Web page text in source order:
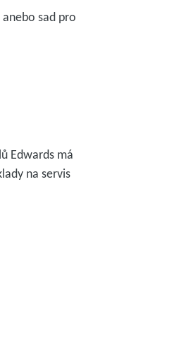
sad pro
Edwards má
na servis